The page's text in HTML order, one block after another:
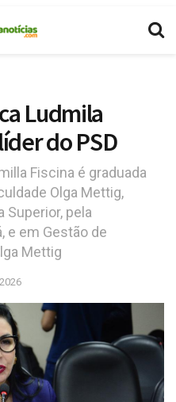
Ludmila
do PSD
Fiscina é graduada
Olga Mettig,
Superior, pela
e em Gestão de
Mettig